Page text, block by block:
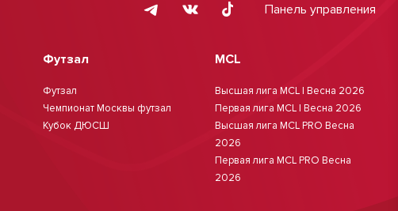
Панель управления
Футзал
Футзал
Чемпионат Москвы футзал
Кубок ДЮСШ
MCL
Высшая лига MCL | Весна 2026
Первая лига MCL | Весна 2026
Высшая лига MCL PRO Весна
2026
Первая лига MCL PRO Весна
2026